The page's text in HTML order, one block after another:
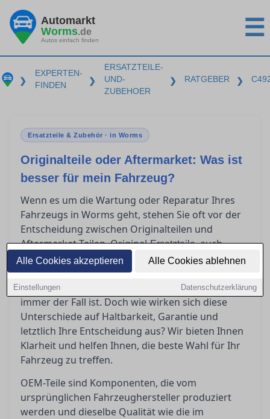
Alle Cookies akzeptieren Alle Cookies ablehnen
Einstellungen Datenschutzerklärung
Automarkt
Worms.de
Autos einfach finden ☰
❯
EXPERTEN-
FINDEN
❯
ERSATZTEILE-
UND-
ZUBEHOER
❯ RATGEBER ❯
Ersatzteile & Zubehör · in Worms
Originalteile oder Aftermarket: Was ist
besser für mein Fahrzeug?
Wenn es um die Wartung oder Reparatur Ihres
Fahrzeugs in Worms geht, stehen Sie oft vor der
Entscheidung zwischen Originalteilen und
Aftermarket-Teilen. Original-Ersatzteile, auch
OEM-Teile genannt, stammen direkt vom
Fahrzeughersteller und garantieren
Passgenauigkeit, was bei Aftermarket-Teilen nicht
immer der Fall ist. Doch wie wirken sich diese
Unterschiede auf Haltbarkeit, Garantie und
letztlich Ihre Entscheidung aus? Wir bieten Ihnen
Klarheit und helfen Ihnen, die beste Wahl für Ihr
Fahrzeug zu treffen.
OEM-Teile sind Komponenten, die vom
ursprünglichen Fahrzeughersteller produziert
werden und dieselbe Qualität wie die im